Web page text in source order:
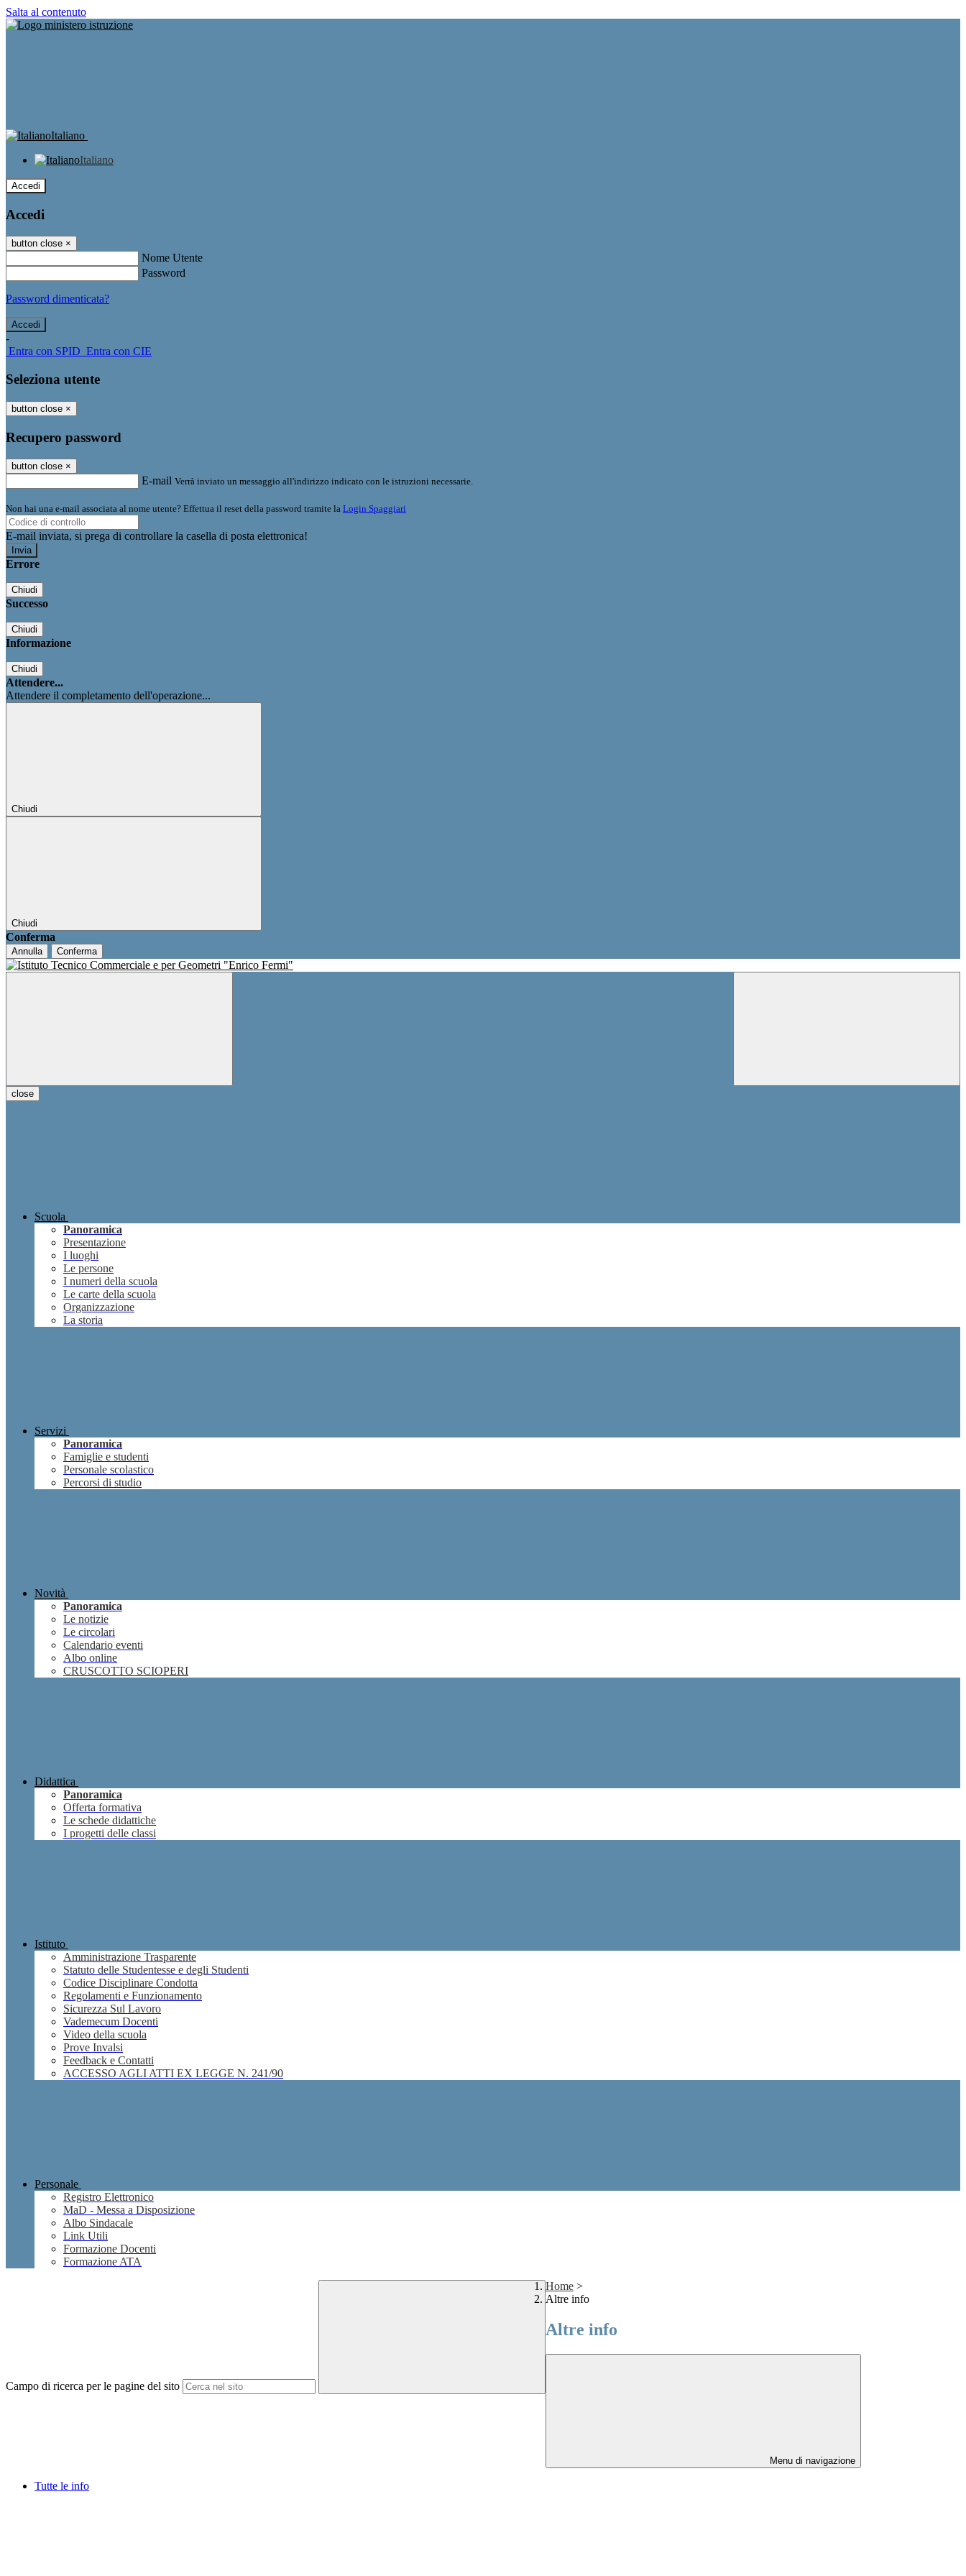
Salta al contenuto
Italiano
Italiano
Accedi
Accedi
button close ×
Nome Utente
Password
Password dimenticata?
-
Entra con SPID Entra con CIE
Seleziona utente
button close ×
Recupero password
button close ×
E-mail Verrà inviato un messaggio all'indirizzo indicato con le istruzioni necessarie.
Non hai una e-mail associata al nome utente? Effettua il reset della password tramite la Login Spaggiari
E-mail inviata, si prega di controllare la casella di posta elettronica!
Errore
Chiudi
Successo
Chiudi
Informazione
Chiudi
Attendere...
Attendere il completamento dell'operazione...
Chiudi
Chiudi
Conferma
Annulla Conferma
close
Scuola
Panoramica
Presentazione
I luoghi
Le persone
I numeri della scuola
Le carte della scuola
Organizzazione
La storia
Servizi
Panoramica
Famiglie e studenti
Personale scolastico
Percorsi di studio
Novità
Panoramica
Le notizie
Le circolari
Calendario eventi
Albo online
CRUSCOTTO SCIOPERI
Didattica
Panoramica
Offerta formativa
Le schede didattiche
I progetti delle classi
Istituto
Amministrazione Trasparente
Statuto delle Studentesse e degli Studenti
Codice Disciplinare Condotta
Regolamenti e Funzionamento
Sicurezza Sul Lavoro
Vademecum Docenti
Video della scuola
Prove Invalsi
Feedback e Contatti
ACCESSO AGLI ATTI EX LEGGE N. 241/90
Personale
Registro Elettronico
MaD - Messa a Disposizione
Albo Sindacale
Link Utili
Formazione Docenti
Formazione ATA
Campo di ricerca per le pagine del sito
Home >
Altre info
Altre info
Menu di navigazione
Tutte le info